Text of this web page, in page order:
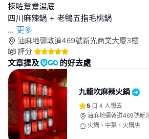
揀咗鴛鴦湯底
... 更多
油麻地彌敦道469號新光商業大廈3樓
評分
文章提及 的好去處
九龍坎麻辣火鍋
5 4 人想去
油麻地彌敦道469號新
火鍋、中菜、火鍋店